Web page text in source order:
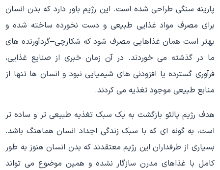
پارینه سنگی طراحی شده است. این رژیم باور دارد که بدن انسان
برای مصرف مواد غذایی طبیعی و دست نخورده ساخته شده و
بهتر است همان غذاهایی مصرف شود که شکارچی–گردآورنده های
ما در گذشته می خوردند. در آن زمان خبری از صنایع غذایی،
فرآوری گسترده یا افزودنی های شیمیایی نبود و انسان ها تنها از
منابع طبیعی موجود تغذیه می کردند.
هدف رژیم پالئو بازگشت به یک سبک تغذیه طبیعی تر و ساده تر
است، به گونه ای که با سبک زندگی اجداد انسان هماهنگ باشد.
بسیاری از طرفداران این رژیم معتقدند که بدن انسان هنوز به طور
کامل با غذاهای مدرن سازگار نشده و همین موضوع می تواند